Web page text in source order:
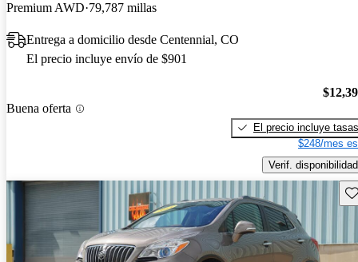
Premium AWD 79,787 millas
Entrega a domicilio desde Centennial, CO
El precio incluye envío de $901
Buena oferta
El precio incluye tasas
$248/mes
Verif. disponibilidad